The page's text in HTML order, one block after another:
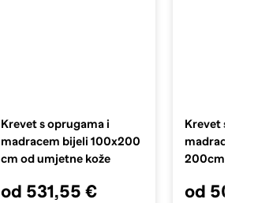
Krevet s oprugama i
madracem bijeli 100x200
cm od umjetne kože
od 531,55 €
Krevet s
madracem crni
200cm od
od